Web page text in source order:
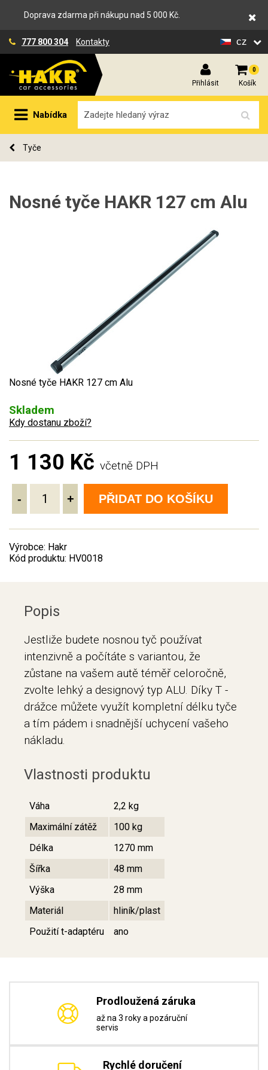
Doprava zdarma při nákupu nad 5 000 Kč.
777 800 304 Kontakty cz
Přihlásit
0
Košík
Nabídka
Tyče
Nosné tyče HAKR 127 cm Alu
Nosné tyče HAKR 127 cm Alu
Skladem
Kdy dostanu zboží?
1 130 Kč včetně DPH
- + PŘIDAT DO KOŠÍKU
Výrobce: Hakr
Kód produktu: HV0018
Popis
Jestliže budete nosnou tyč používat
intenzivně a počítáte s variantou, že
zůstane na vašem autě téměř celoročně,
zvolte lehký a designový typ ALU. Díky T -
drážce můžete využít kompletní délku tyče
a tím pádem i snadnější uchycení vašeho
nákladu.
Vlastnosti produktu
Váha
2,2 kg
Maximální zátěž
100 kg
Délka
1270 mm
Šířka
48 mm
Výška
28 mm
Materiál
hliník/plast
Použití t-adaptéru
ano
Prodloužená záruka
až na 3 roky a pozáruční
servis
Rychlé doručení